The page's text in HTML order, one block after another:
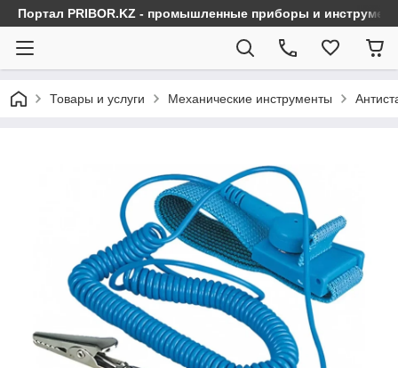
Портал PRIBOR.KZ - промышленные приборы и
Товары и услуги Механические инструменты